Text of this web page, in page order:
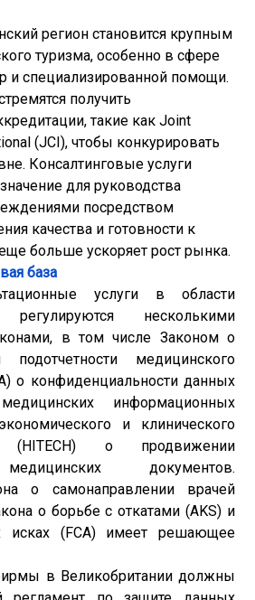
регион становится крупным
туризма, особенно в сфере
и специализированной помощи.
получить
такие как Joint
(JCI), чтобы конкурировать
Консалтинговые услуги
для руководства
посредством
качества и готовности к
больше ускоряет рост рынка.
база
услуги в области
регулируются несколькими
в том числе Законом о
медицинского
о конфиденциальности данных
информационных
и клинического
(HITECH) о продвижении
документов.
о самонаправлении врачей
о борьбе с откатами (AKS) и
исках (FCA) имеет решающее
в Великобритании должны